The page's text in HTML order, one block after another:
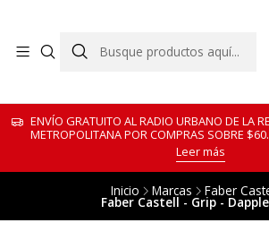
ENVÍO GRATUITO AL RADIO URBANO DE LA
METROPOLITANA POR COMPRAS SOBRE
Leer más
Inicio Marcas Faber
Faber Castell - Grip -